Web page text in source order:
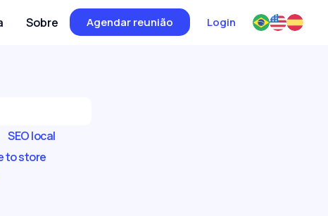
Sobre Agendar reunião Login
SEO local
to store